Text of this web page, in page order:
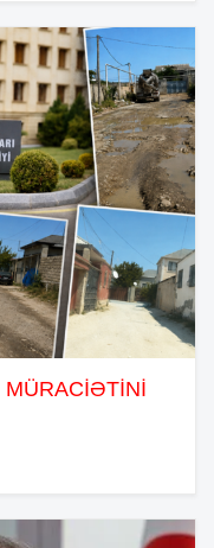
MÜRACİƏTİNİ